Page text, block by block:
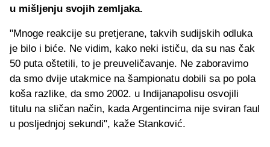
u mišljenju svojih zemljaka.
"Mnoge reakcije su pretjerane, takvih sudijskih odluka
je bilo i biće. Ne vidim, kako neki ističu, da su nas čak
50 puta oštetili, to je preuveličavanje. Ne zaboravimo
da smo dvije utakmice na šampionatu dobili sa po pola
koša razlike, da smo 2002. u Indijanapolisu osvojili
titulu na sličan način, kada Argentincima nije sviran faul
u posljednjoj sekundi", kaže Stanković.